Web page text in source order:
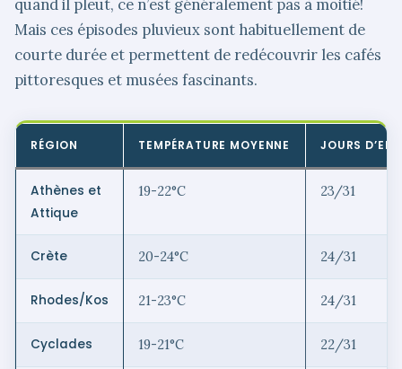
quand il pleut, ce n’est généralement pas à moitié!
Mais ces épisodes pluvieux sont habituellement de
courte durée et permettent de redécouvrir les cafés
pittoresques et musées fascinants.
RÉGION TEMPÉRATURE MOYENNE JOURS
Athènes et
Attique
19-22°C 23/31
Crète 20-24°C 24/31
Rhodes/Kos 21-23°C 24/31
Cyclades 19-21°C 22/31